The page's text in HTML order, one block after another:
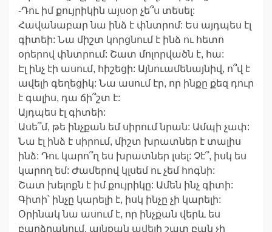
-Դու իմ քույրիկին այսօր չե՞ս տեսել:
Հավանաբար նա ինձ է փնտրոմ: Ես այդպես էլ
գիտեի: Նա միշտ կորցնում է ինձ ու հետո
օրերով փնտրում: Շատ մոլորվածն է, հա:
Էլ ինչ էի ասում, հիշեցի: Այնուամենայնիվ, ո՞վ է
ավելի գեղեցիկ: Նա ասում էր, որ ինքը քեզ դուր
է գալիս, դա ճի՞շտ է:
Այդպես էլ գիտեի:
Ասե՞մ, թե ինչքան եմ սիրում նրան: Ամպի չափ:
Նա էլ ինձ է սիրում, միշտ խրատներ է տալիս
ինձ: Դու կարո՞ղ ես խրատներ լսել: Չէ՞, իսկ ես
կարող եմ: Ժամերով կլսեմ ու չեմ հոգնի:
Շատ խելոքն է իմ քույրիկը: Ամեն ինչ գիտի:
Գիտի՝ ինչը կարելի է, իսկ ինչը չի կարելի:
Օրինակ նա ասում է, որ ինչքան վերև ես
բարձրանում, այնքան ավելի շատ բան չի